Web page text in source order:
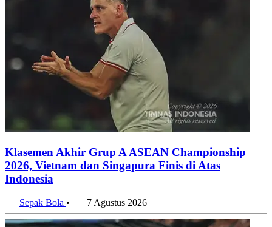
Klasemen Akhir Grup A ASEAN Championship
2026, Vietnam dan Singapura Finis di Atas
Indonesia
Sepak Bola • 7 Agustus 2026